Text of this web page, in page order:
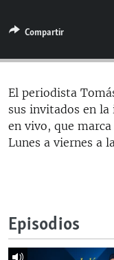
ESPECIALES
ESPECIALES
LA REALIDAD DE
SER VIEJO EN
KENTU-CUBANO
MULTIMEDIA
EDITORIALES
SÍGUENOS
Compartir
El periodista
sus invitados en
en vivo, que
Lunes a viernes a
Episodios